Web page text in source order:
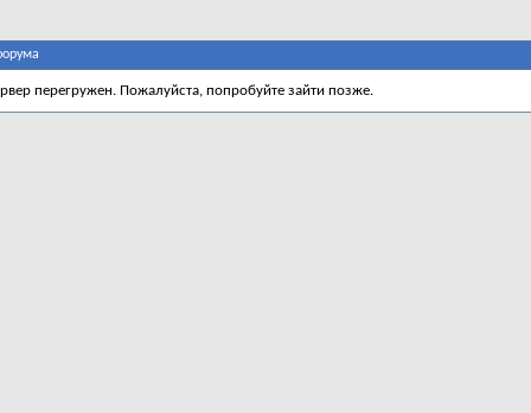
перегружен. Пожалуйста, попробуйте зайти позже.